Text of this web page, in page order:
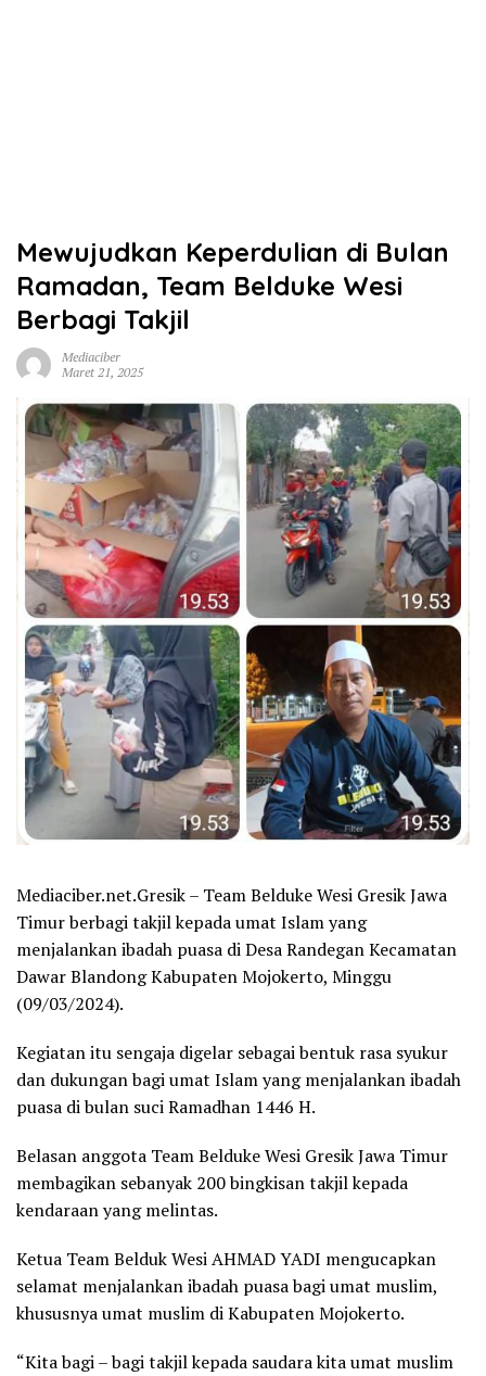
Mewujudkan Keperdulian di Bulan
Ramadan, Team Belduke Wesi
Berbagi Takjil
Mediaciber
Maret 21, 2025
Mediaciber.net.Gresik – Team Belduke Wesi Gresik Jawa
Timur berbagi takjil kepada umat Islam yang
menjalankan ibadah puasa di Desa Randegan Kecamatan
Dawar Blandong Kabupaten Mojokerto, Minggu
(09/03/2024).
Kegiatan itu sengaja digelar sebagai bentuk rasa syukur
dan dukungan bagi umat Islam yang menjalankan ibadah
puasa di bulan suci Ramadhan 1446 H.
Belasan anggota Team Belduke Wesi Gresik Jawa Timur
membagikan sebanyak 200 bingkisan takjil kepada
kendaraan yang melintas.
Ketua Team Belduk Wesi AHMAD YADI mengucapkan
selamat menjalankan ibadah puasa bagi umat muslim,
khususnya umat muslim di Kabupaten Mojokerto.
“Kita bagi – bagi takjil kepada saudara kita umat muslim